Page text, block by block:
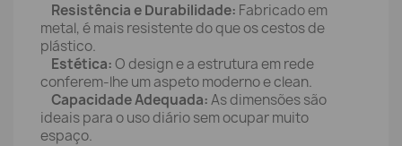
Resistência e Durabilidade: Fabricado em
metal, é mais resistente do que os cestos de
plástico.
Estética:O design e a estrutura em rede
conferem-lhe um aspeto moderno e clean.
Capacidade Adequada:As dimensões são
ideais para o uso diário sem ocupar muito
espaço.